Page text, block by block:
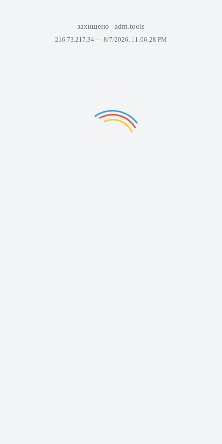
захищено adm.tools
216.73.217.34 — 8/7/2026, 11:06:28 PM